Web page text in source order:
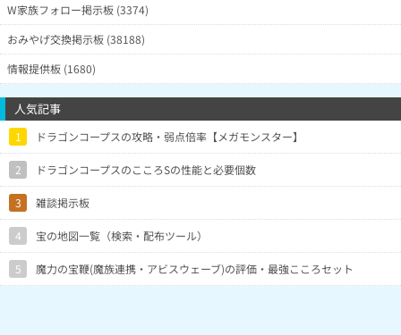
W家族フォロー掲示板 (3374)
おみやげ交換掲示板 (38188)
情報提供板 (1680)
人気記事
1 ドラゴンコープスの攻略・弱点倍率【メガモンスター】
2 ドラゴンコープスのこころSの性能と必要個数
3 雑談掲示板
4 宝の地図一覧（検索・配布ツール）
5 魔力の宝鞭(魔族連携・アビスウェーブ)の評価・最強こころセット